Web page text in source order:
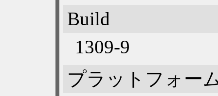
Build
1309-9
プラットフォー